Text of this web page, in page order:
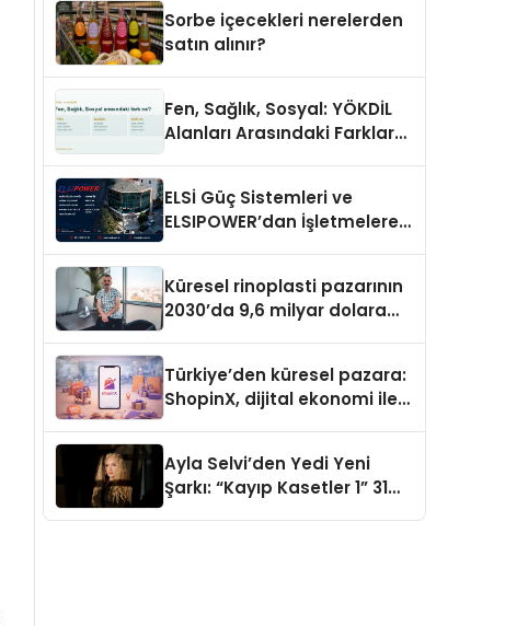
Sorbe içecekleri nerelerden
satın alınır?
Fen, Sağlık, Sosyal: YÖKDİL
Alanları Arasındaki Farklar
ELSİ Güç Sistemleri ve
ELSIPOWER’dan İşletmelere
Küresel rinoplasti pazarının
2030’da 9,6 milyar dolara
Türkiye’den küresel pazara:
ShopinX, dijital ekonomi ile
Ayla Selvi’den Yedi Yeni
Şarkı: “Kayıp Kasetler 1” 31